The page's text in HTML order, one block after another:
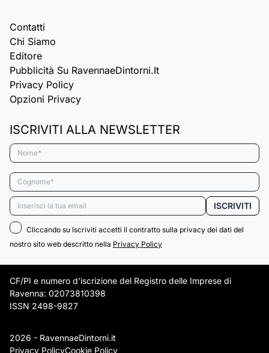
Contatti
Chi Siamo
Editore
Pubblicità Su RavennaeDintorni.it
Privacy Policy
Opzioni Privacy
ISCRIVITI ALLA NEWSLETTER
Nome*
Cognome*
Email* ISCRIVITI
Cliccando su Iscriviti accetti il contratto sulla privacy dei dati del
nostro sito web descritto nella Privacy Policy
CF/PI e numero d'iscrizione del Registro delle Imprese di
Ravenna: 02073810398
ISSN 2498-9827
2026 - RavennaeDintorni.it
Privacy PolicyCookie Policy